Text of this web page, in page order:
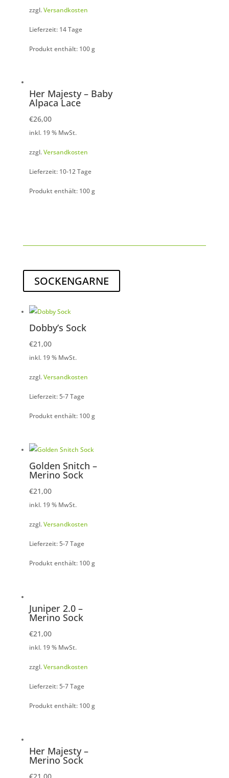
zzgl.Versandkosten
Lieferzeit: 14 Tage
Produkt enthält: 100g
Her Majesty – Baby
Alpaca Lace
€26,00
inkl. 19 % MwSt.
zzgl.Versandkosten
Lieferzeit: 10-12 Tage
Produkt enthält: 100g
SOCKENGARNE
Dobby’s Sock
€21,00
inkl. 19 % MwSt.
zzgl.Versandkosten
Lieferzeit: 5-7 Tage
Produkt enthält: 100g
Golden Snitch –
Merino Sock
€21,00
inkl. 19 % MwSt.
zzgl.Versandkosten
Lieferzeit: 5-7 Tage
Produkt enthält: 100g
Juniper 2.0 –
Merino Sock
€21,00
inkl. 19 % MwSt.
zzgl.Versandkosten
Lieferzeit: 5-7 Tage
Produkt enthält: 100g
Her Majesty –
Merino Sock